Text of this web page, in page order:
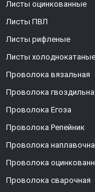
Листы оцинкованные
Листы ПВЛ
Листы рифленые
Листы холоднокатаные
Проволока вязальная
Проволока
Проволока Егоза
Проволока Репейник
Проволока
Проволока
Проволока сварочная